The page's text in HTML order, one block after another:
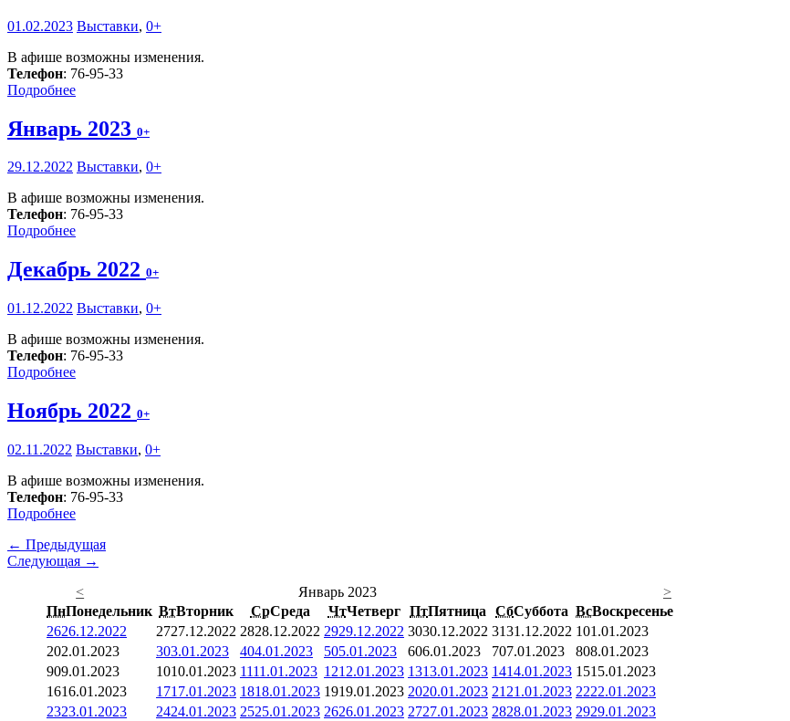
01.02.2023 Выставки, 0+
В афише возможны изменения.
Телефон: 76-95-33
Подробнее
Январь 2023 0+
29.12.2022 Выставки, 0+
В афише возможны изменения.
Телефон: 76-95-33
Подробнее
Декабрь 2022 0+
01.12.2022 Выставки, 0+
В афише возможны изменения.
Телефон: 76-95-33
Подробнее
Ноябрь 2022 0+
02.11.2022 Выставки, 0+
В афише возможны изменения.
Телефон: 76-95-33
Подробнее
← Предыдущая
Следующая →
<
Январь 2023
>
ПнПонедельник ВтВторник СрСреда ЧтЧетверг ПтПятница СбСуббота ВсВоскресенье
2626.12.2022 2727.12.2022 2828.12.2022 2929.12.2022 3030.12.2022 3131.12.2022 101.01.2023
202.01.2023 303.01.2023 404.01.2023 505.01.2023 606.01.2023 707.01.2023 808.01.2023
909.01.2023 1010.01.2023 1111.01.2023 1212.01.2023 1313.01.2023 1414.01.2023 1515.01.2023
1616.01.2023 1717.01.2023 1818.01.2023 1919.01.2023 2020.01.2023 21 21.01.2023 2222.01.2023
2323.01.2023 2424.01.2023 2525.01.2023 2626.01.2023 2727.01.2023 2828.01.2023 2929.01.2023